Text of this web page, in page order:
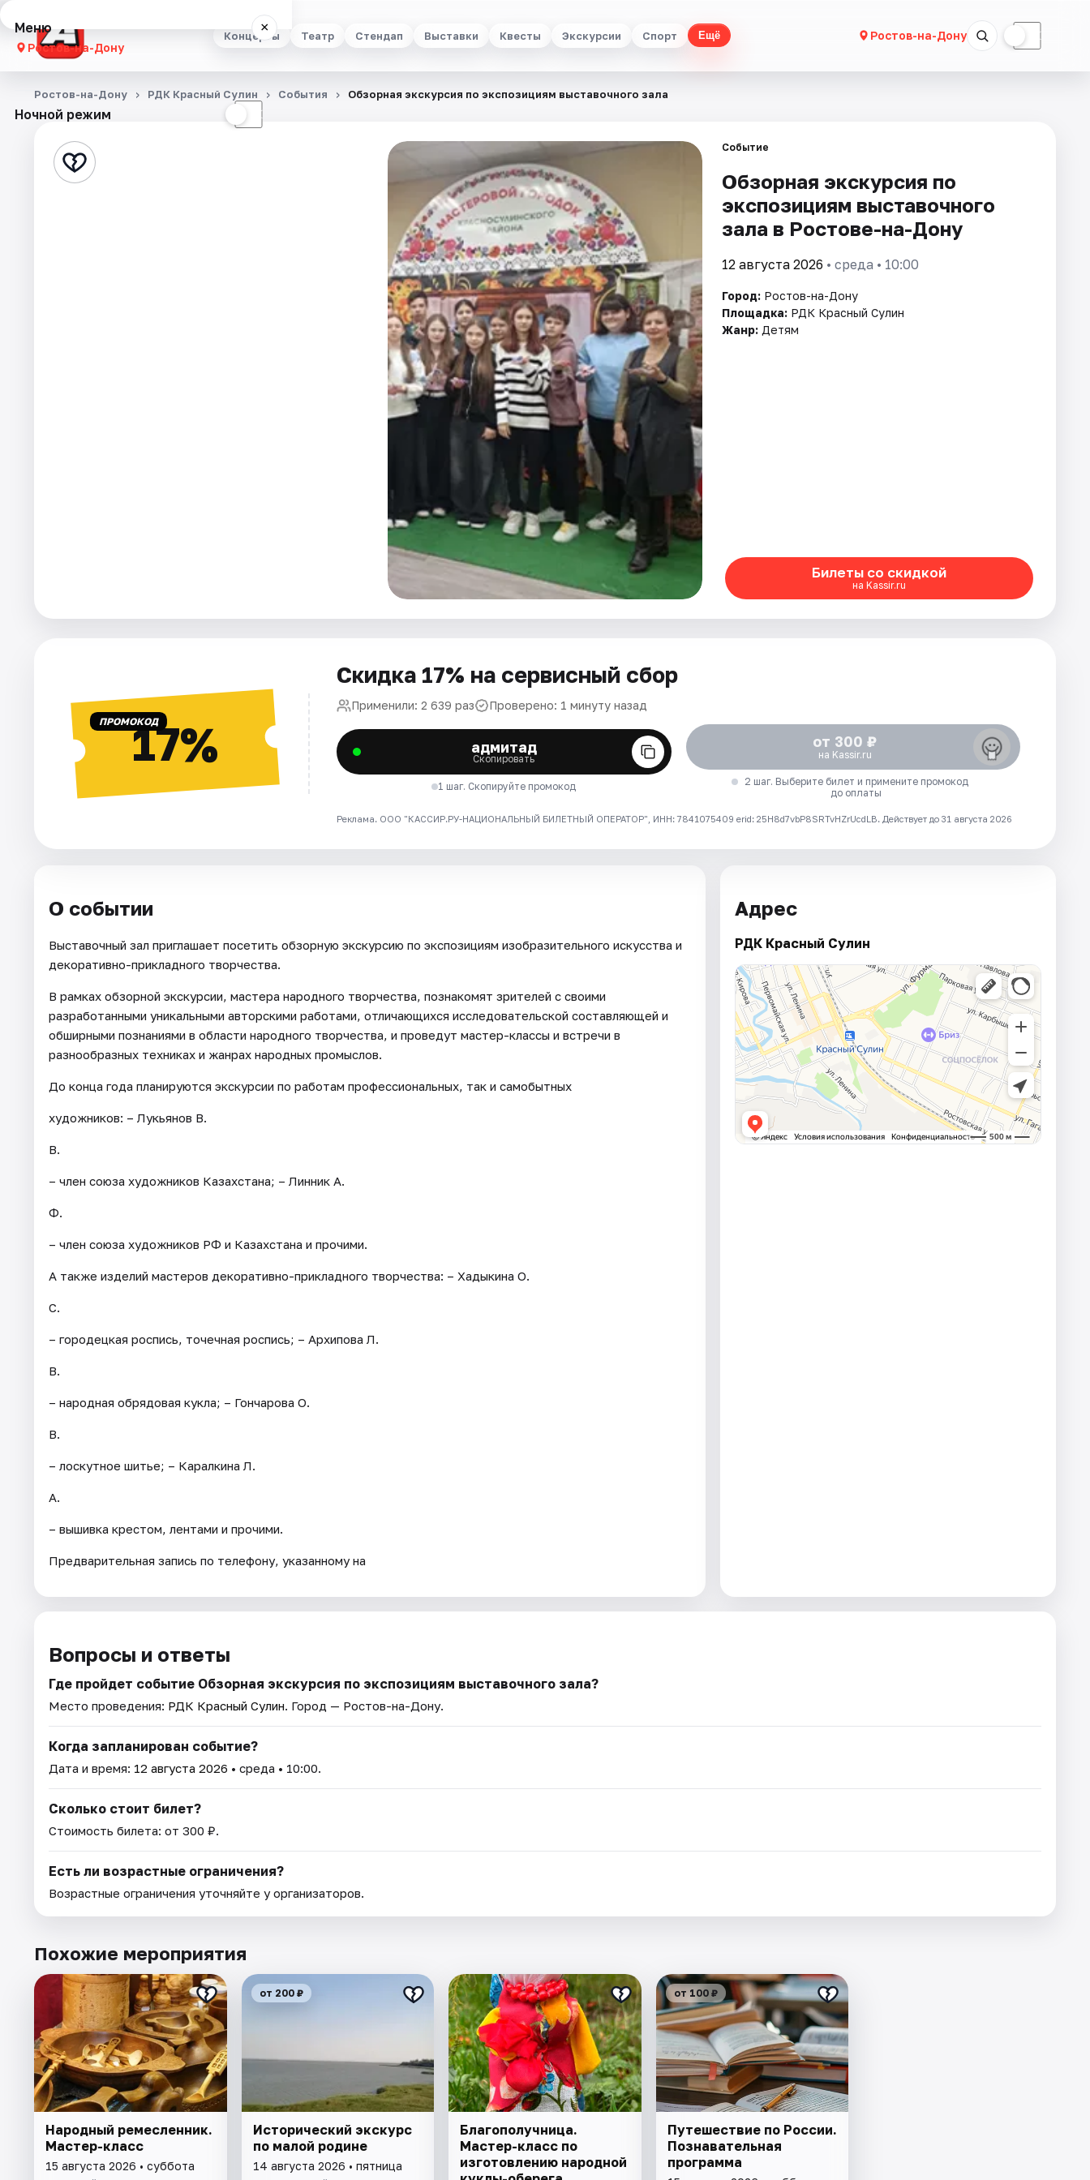
Концерты Театр Стендап Выставки Квесты Экскурсии Спорт Ещё Ростов-на-Дону ☾
Меню ×
Ростов-на-Дону
Концерты
Стендап
Ночной режим ☾
Ростов-на-Дону РДК Красный Сулин События Обзорная экскурсия по экспозициям выставочного зала
Событие
Обзорная экскурсия по
экспозициям выставочного
зала в Ростове-на-Дону
12 августа 2026 • среда • 10:00
Город: Ростов-на-Дону
Площадка: РДК Красный Сулин
Жанр: Детям
Билеты со скидкой
на Kassir.ru
ПРОМОКОД17%
Скидка 17% на сервисный сбор
Применили: 2 639 раз Проверено: 1 минуту назад
адмитад
Скопировать
1 шаг. Скопируйте промокод
от 300 ₽
на Kassir.ru
2 шаг. Выберите билет и примените промокод
до оплаты
Реклама. ООО "КАССИР.РУ-НАЦИОНАЛЬНЫЙ БИЛЕТНЫЙ ОПЕРАТОР", ИНН: 7841075409 erid: 25H8d7vbP8SRTvHZrUcdLB. Действует до 31 августа 2026
О событии
Выставочный зал приглашает посетить обзорную экскурсию по экспозициям изобразительного искусства и
декоративно-прикладного творчества.
В рамках обзорной экскурсии, мастера народного творчества, познакомят зрителей с своими
разработанными уникальными авторскими работами, отличающихся исследовательской составляющей и
обширными познаниями в области народного творчества, и проведут мастер-классы и встречи в
разнообразных техниках и жанрах народных промыслов.
До конца года планируются экскурсии по работам профессиональных, так и самобытных
художников: – Лукьянов В.
В.
– член союза художников Казахстана; – Линник А.
Ф.
– член союза художников РФ и Казахстана и прочими.
А также изделий мастеров декоративно-прикладного творчества: – Хадыкина О.
С.
– городецкая роспись, точечная роспись; – Архипова Л.
В.
– народная обрядовая кукла; – Гончарова О.
В.
– лоскутное шитье; – Каралкина Л.
А.
– вышивка крестом, лентами и прочими.
Предварительная запись по телефону, указанному на
Адрес
РДК Красный Сулин
Вопросы и ответы
Где пройдет событие Обзорная экскурсия по экспозициям выставочного зала?
Место проведения: РДК Красный Сулин. Город — Ростов-на-Дону.
Когда запланирован событие?
Дата и время: 12 августа 2026 • среда • 10:00.
Сколько стоит билет?
Стоимость билета: от 300 ₽.
Есть ли возрастные ограничения?
Возрастные ограничения уточняйте у организаторов.
Похожие мероприятия
Народный ремесленник.
Мастер-класс
15 августа 2026 • суббота
от 200 ₽
Исторический экскурс
по малой родине
14 августа 2026 • пятница
Благополучница.
Мастер-класс по
изготовлению народной
от 100 ₽
Путешествие по России.
Познавательная
программа